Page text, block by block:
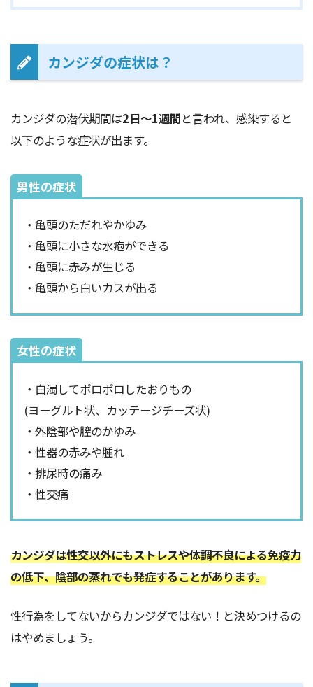
カンジダの症状は？
カンジダの潜伏期間は2日～1週間と言われ、感染すると
以下のような症状が出ます。
男性の症状
・亀頭のただれやかゆみ
・亀頭に小さな水疱ができる
・亀頭に赤みが生じる
・亀頭から白いカスが出る
女性の症状
・白濁してポロポロしたおりもの
(ヨーグルト状、カッテージチーズ状)
・外陰部や膣のかゆみ
・性器の赤みや腫れ
・排尿時の痛み
・性交痛
カンジダは性交以外にもストレスや体調不良による免疫力
の低下、陰部の蒸れでも発症することがあります。
性行為をしてないからカンジダではない！と決めつけるの
はやめましょう。